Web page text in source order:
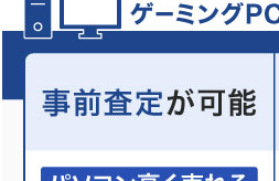
ゲーミングPC買取業者
6.1ポイント1.ゲーミ
6.3ポイント3.自分に
6.4ポイント4.査定に
7.1買取専門店